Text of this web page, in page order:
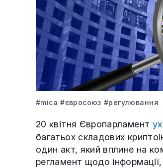
#mica #євросоюз #регулювання
20 квітня Європарламент
багатьох складових
один акт, який вплине на
регламент щодо